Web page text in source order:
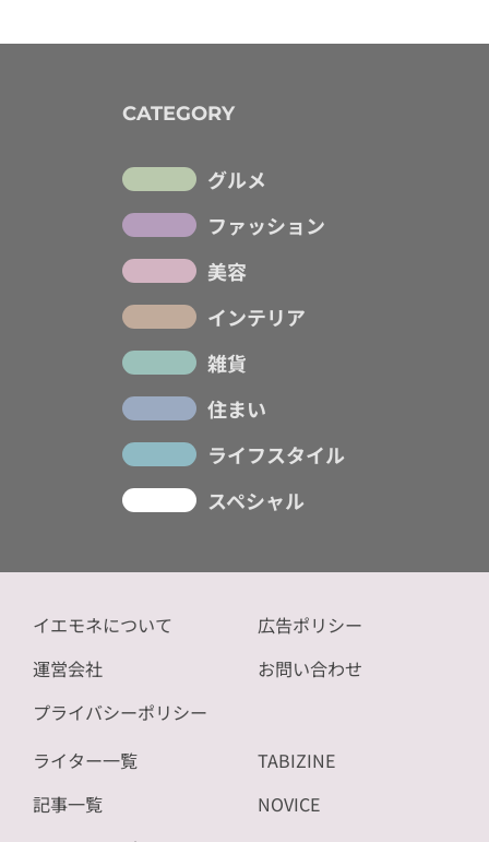
CATEGORY
グルメ
ファッション
美容
インテリア
雑貨
住まい
ライフスタイル
スペシャル
イエモネについて
運営会社
プライバシーポリシー
広告ポリシー
お問い合わせ
ライター一覧
記事一覧
TABIZINE
NOVICE